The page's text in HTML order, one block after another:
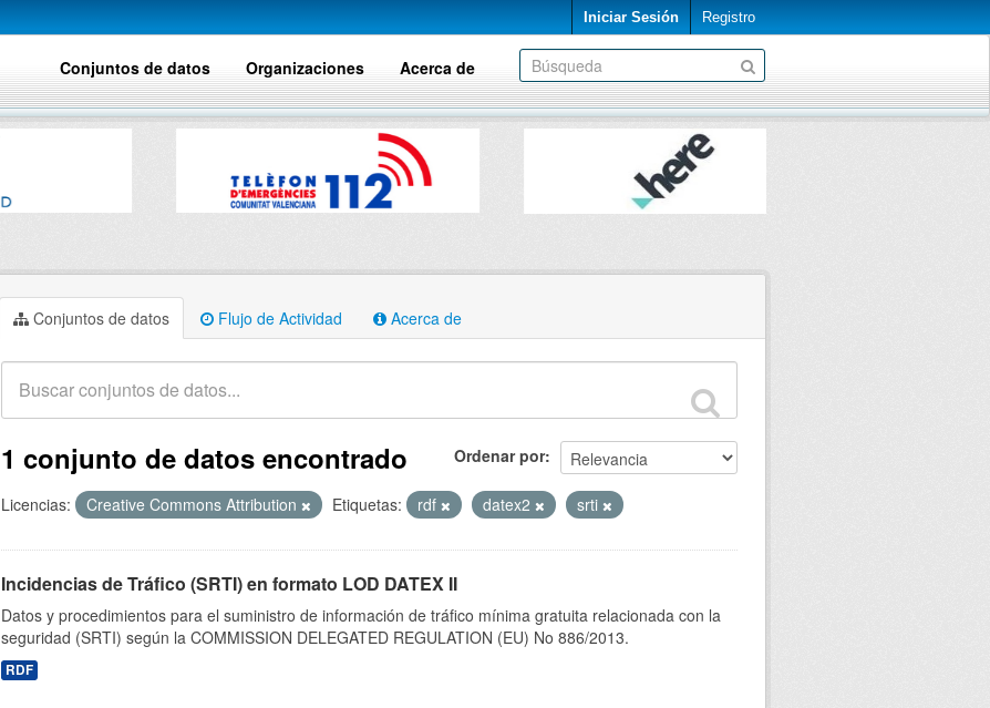
Iniciar Sesión Registro
Conjuntos de datos Organizaciones Acerca de
Conjuntos de datos Flujo de Actividad Acerca de
Ordenar por
1 conjunto de datos encontrado
Licencias: Creative Commons Attribution Etiquetas: rdf datex2 srti
Incidencias de Tráfico (SRTI) en formato LOD DATEX II
Datos y procedimientos para el suministro de información de tráfico mínima gratuita relacionada con la
seguridad (SRTI) según la COMMISSION DELEGATED REGULATION (EU) No 886/2013.
RDF